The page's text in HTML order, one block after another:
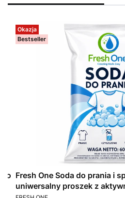
Okazja
Bestseller
Fresh One Soda do prania i
uniwersalny proszek z
PRODUCENT